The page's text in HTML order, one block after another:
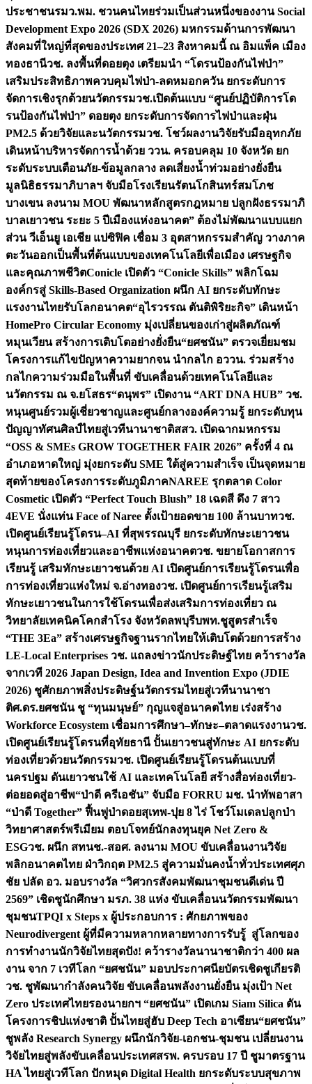
ประชาชนรมว.พม. ชวนคนไทยร่วมเป็นส่วนหนึ่งของงาน Social
Development Expo 2026 (SDX 2026) มหกรรมด้านการพัฒนา
สังคมที่ใหญ่ที่สุดของประเทศ 21–23 สิงหาคมนี้ ณ อิมแพ็ค เมือง
ทองธานีวช. ลงพื้นที่ดอยตุง เตรียมนำ “โดรนป้องกันไฟป่า”
เสริมประสิทธิภาพควบคุมไฟป่า-ลดหมอกควัน ยกระดับการ
จัดการเชิงรุกด้วยนวัตกรรมวช.เปิดต้นแบบ “ศูนย์ปฏิบัติการโด
รนป้องกันไฟป่า” ดอยตุง ยกระดับการจัดการไฟป่าและฝุ่น
PM2.5 ด้วยวิจัยและนวัตกรรมวช. โชว์ผลงานวิจัยรับมืออุทกภัย
เดินหน้าบริหารจัดการน้ำด้วย ววน. ครอบคลุม 10 จังหวัด ยก
ระดับระบบเตือนภัย-ข้อมูลกลาง ลดเสี่ยงน้ำท่วมอย่างยั่งยืน
มูลนิธิธรรมาภิบาลฯ จับมือโรงเรียนรัตนโกสินทร์สมโภช
บางเขน ลงนาม MOU พัฒนาหลักสูตรกฎหมาย ปลูกฝังธรรมาภิ
บาลเยาวชน ระยะ 5 ปีเมืองแห่งอนาคต” ต้องไม่พัฒนาแบบแยก
ส่วน วีเอ็นยู เอเชีย แปซิฟิค เชื่อม 3 อุตสาหกรรมสำคัญ วางภาค
ตะวันออกเป็นพื้นที่ต้นแบบของเทคโนโลยีเพื่อเมือง เศรษฐกิจ
และคุณภาพชีวิตConicle เปิดตัว “Conicle Skills” พลิกโฉม
องค์กรสู่ Skills-Based Organization ผนึก AI ยกระดับทักษะ
แรงงานไทยรับโลกอนาคต“อุไรวรรณ ตันติพิริยะกิจ” เดินหน้า
HomePro Circular Economy มุ่งเปลี่ยนของเก่าสู่ผลิตภัณฑ์
หมุนเวียน สร้างการเติบโตอย่างยั่งยืน“ยศชนัน” ตรวจเยี่ยมชม
โครงการแก้ไขปัญหาความยากจน นำกลไก อววน. ร่วมสร้าง
กลไกความร่วมมือในพื้นที่ ขับเคลื่อนด้วยเทคโนโลยีและ
นวัตกรรม ณ จ.ยโสธร“ดนุพร” เปิดงาน “ART DNA HUB” วช.
หนุนศูนย์รวมผู้เชี่ยวชาญและศูนย์กลางองค์ความรู้ ยกระดับทุน
ปัญญาทัศนศิลป์ไทยสู่เวทีนานาชาติสสว. เปิดฉากมหกรรม
“OSS & SMEs GROW TOGETHER FAIR 2026” ครั้งที่ 4 ณ
อำเภอหาดใหญ่ มุ่งยกระดับ SME ใต้สู่ความสำเร็จ เป็นจุดหมาย
สุดท้ายของโครงการระดับภูมิภาคNAREE รุกตลาด Color
Cosmetic เปิดตัว “Perfect Touch Blush” 18 เฉดสี ดึง 7 สาว
4EVE นั่งแท่น Face of Naree ตั้งเป้ายอดขาย 100 ล้านบาทวช.
เปิดศูนย์เรียนรู้โดรน–AI ที่สุพรรณบุรี ยกระดับทักษะเยาวชน
หนุนการท่องเที่ยวและอาชีพแห่งอนาคตวช. ขยายโอกาสการ
เรียนรู้ เสริมทักษะเยาวชนด้วย AI เปิดศูนย์การเรียนรู้โดรนเพื่อ
การท่องเที่ยวแห่งใหม่ จ.อ่างทองวช. เปิดศูนย์การเรียนรู้เสริม
ทักษะเยาวชนในการใช้โดรนเพื่อส่งเสริมการท่องเที่ยว ณ
วิทยาลัยเทคนิคโคกสำโรง จังหวัดลพบุรีบพท.ชูสูตรสำเร็จ
“THE 3Ea” สร้างเศรษฐกิจฐานรากไทยให้เติบโตด้วยการสร้าง
LE-Local Enterprises วช. แถลงข่าวนักประดิษฐ์ไทย คว้ารางวัล
จากเวที 2026 Japan Design, Idea and Invention Expo (JDIE
2026) ชูศักยภาพสิ่งประดิษฐ์นวัตกรรมไทยสู่เวทีนานาชา
ติศ.ดร.ยศชนัน ชู “ทุนมนุษย์” กุญแจสู่อนาคตไทย เร่งสร้าง
Workforce Ecosystem เชื่อมการศึกษา–ทักษะ–ตลาดแรงงานวช.
เปิดศูนย์เรียนรู้โดรนที่อุทัยธานี ปั้นเยาวชนสู่ทักษะ AI ยกระดับ
ท่องเที่ยวด้วยนวัตกรรมวช. เปิดศูนย์เรียนรู้โดรนต้นแบบที่
นครปฐม ดันเยาวชนใช้ AI และเทคโนโลยี สร้างสื่อท่องเที่ยว-
ต่อยอดสู่อาชีพ“ป่าดี ครีเอชัน” จับมือ FORRU มช. นำทัพอาสา
“ป่าดี Together” ฟื้นฟูป่าดอยสุเทพ-ปุย 8 ไร่ โชว์โมเดลปลูกป่า
วิทยาศาสตร์พรีเมียม ตอบโจทย์นักลงทุนยุค Net Zero &
ESGวช. ผนึก สทนช.-สอศ. ลงนาม MOU ขับเคลื่อนงานวิจัย
พลิกอนาคตไทย ฝ่าวิกฤต PM2.5 สู่ความมั่นคงน้ำทั่วประเทศศุภ
ชัย ปลัด อว. มอบรางวัล “วิศวกรสังคมพัฒนาชุมชนดีเด่น ปี
2569” เชิดชูนักศึกษา มรภ. 38 แห่ง ขับเคลื่อนนวัตกรรมพัฒนา
ชุมชนTPQI x Steps x ผู้ประกอบการ : ศักยภาพของ
Neurodivergent ผู้ที่มีความหลากหลายทางการรับรู้ สู่โลกของ
การทำงานนักวิจัยไทยสุดปัง! คว้ารางวัลนานาชาติกว่า 400 ผล
งาน จาก 7 เวทีโลก “ยศชนัน” มอบประกาศนียบัตรเชิดชูเกียรติ
วช. ชูพัฒนากำลังคนวิจัย ขับเคลื่อนพลังงานยั่งยืน มุ่งเป้า Net
Zero ประเทศไทยรองนายกฯ “ยศชนัน” เปิดเกม Siam Silica ดัน
โครงการชิปแห่งชาติ ปั้นไทยสู่ฮับ Deep Tech อาเซียน“ยศชนัน”
ชูพลัง Research Synergy ผนึกนักวิจัย-เอกชน-ชุมชน เปลี่ยนงาน
วิจัยไทยสู่พลังขับเคลื่อนประเทศสรพ. ครบรอบ 17 ปี ชูมาตรฐาน
HA ไทยสู่เวทีโลก ปักหมุด Digital Health ยกระดับระบบสุขภาพ